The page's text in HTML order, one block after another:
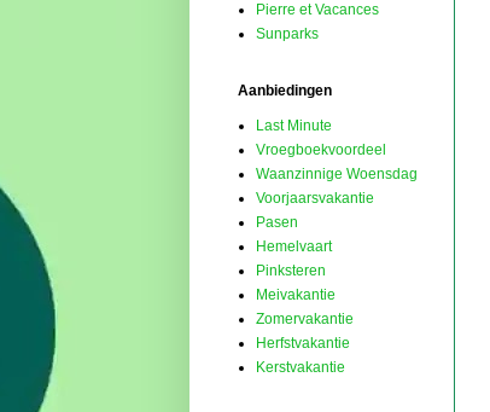
Pierre et Vacances
Sunparks
Aanbiedingen
Last Minute
Vroegboekvoordeel
Waanzinnige Woensdag
Voorjaarsvakantie
Pasen
Hemelvaart
Pinksteren
Meivakantie
Zomervakantie
Herfstvakantie
Kerstvakantie